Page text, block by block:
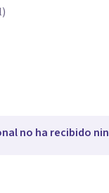
no ha recibido